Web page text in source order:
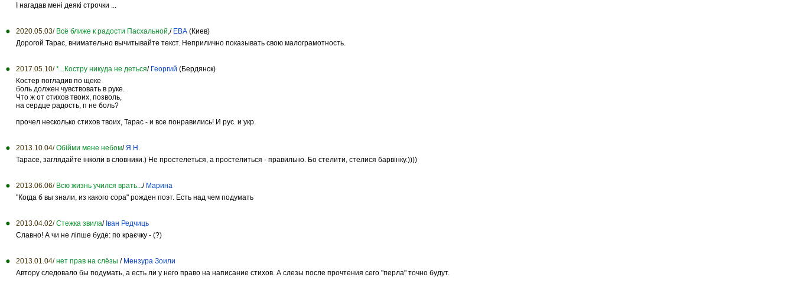
І нагадав мені деякі строчки ...
2020.05.03/ Всё ближе к радости Пасхальной,/ ЕВА (Киев)
Дорогой Тарас, внимательно вычитывайте текст. Неприлично показывать свою малограмотность.
2017.05.10/ *...Костру никуда не деться/ Георгий (Бердянск)
Костер погладив по щеке
боль должен чувствовать в руке.
Что ж от стихов твоих, позволь,
на сердце радость, п не боль?
прочел несколько стихов твоих, Тарас - и все понравились! И рус. и укр.
2013.10.04/ Обійми мене небом/Я.Н.
Тарасе, заглядайте інколи в словники.) Не простелеться, а простелиться - правильно. Бо стелити, стелися барвінку.))))
2013.06.06/ Всю жизнь учился врать.../ Марина
"Когда б вы знали, из какого сора" рожден поэт. Есть над чем подумать
2013.04.02/ Стежка звила/ Іван Редчиць
Славно! А чи не ліпше буде: по краєчку - (?)
2013.01.04/ нет прав на слёзы / Мензура Зоили
Автору следовало бы подумать, а есть ли у него право на написание стихов. А слезы после прочтения сего "перла" точно будут.